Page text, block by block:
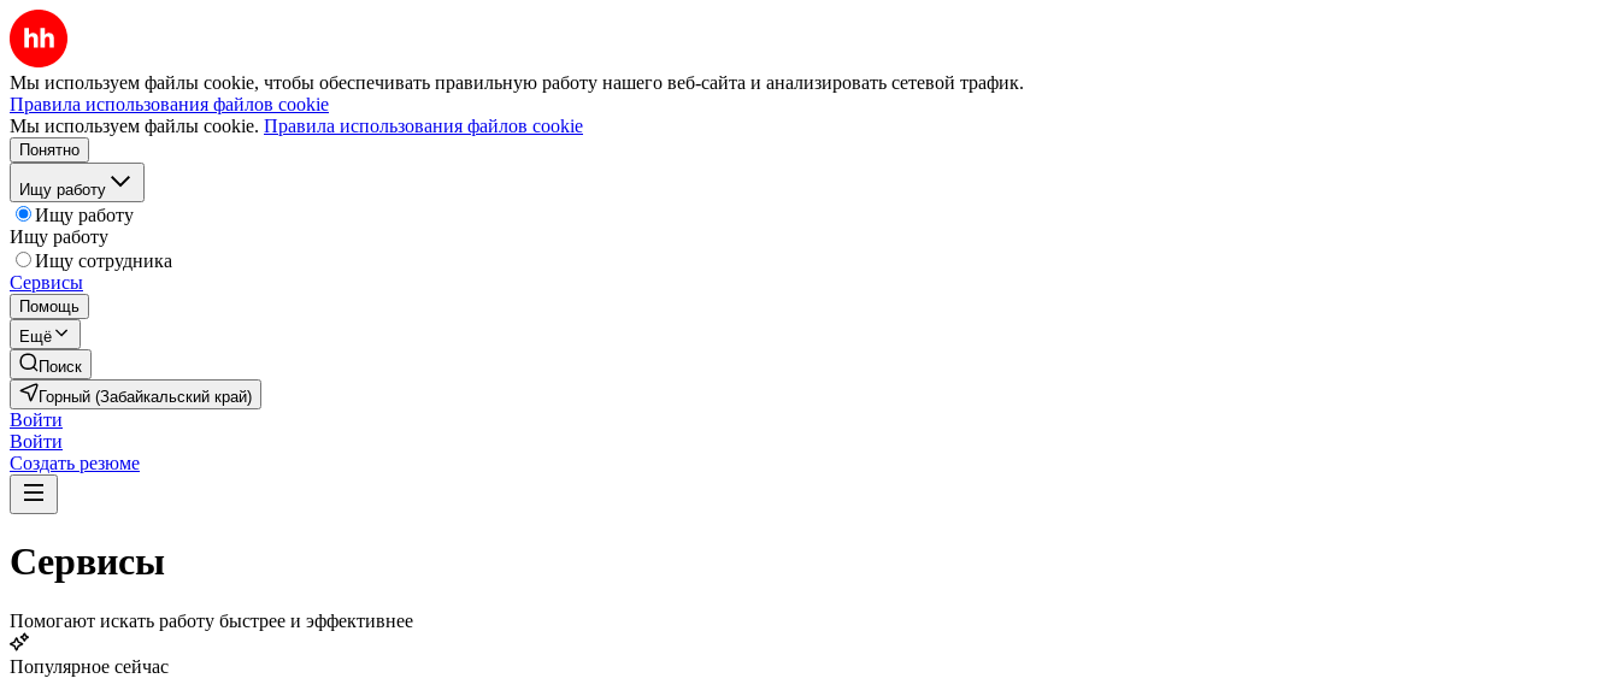
Мы используем файлы cookie, чтобы обеспечивать правильную работу нашего веб-сайта и анализировать сетевой трафик.
Правила использования файлов cookie
Мы используем файлы cookie. Правила использования файлов cookie
Понятно
Ищу работу
Ищу работу
Ищу работу
Ищу сотрудника
Сервисы
Помощь
Ещё
Поиск
Горный (Забайкальский край)
Войти
Войти
Создать резюме
Сервисы
Помогают искать работу быстрее и эффективнее
Популярное сейчас